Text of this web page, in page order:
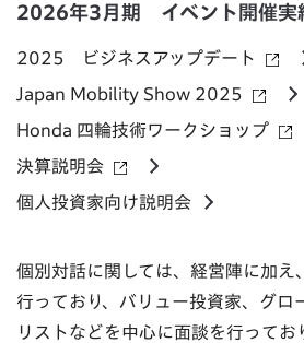
2026年3月期 イベント開催実
2025 ビジネスアップデート
Japan Mobility Show 2025
Honda 四輪技術ワークショップ
決算説明会
個人投資家向け説明会
個別対話に関しては、経営陣に加え
行っており、バリュー投資家、グロ
リストなどを中心に面談を行ってお